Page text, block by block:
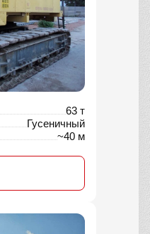
63 т
Гусеничный
~40 м